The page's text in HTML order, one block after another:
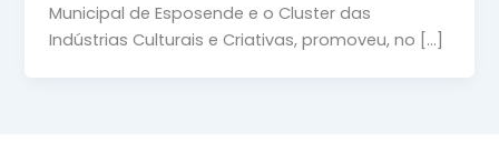
Municipal de Esposende e o Cluster das
Indústrias Culturais e Criativas, promoveu, no […]